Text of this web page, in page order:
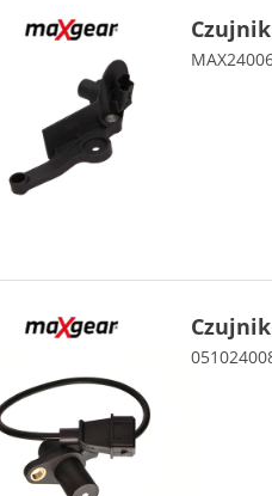
Czujnik
Czujnik